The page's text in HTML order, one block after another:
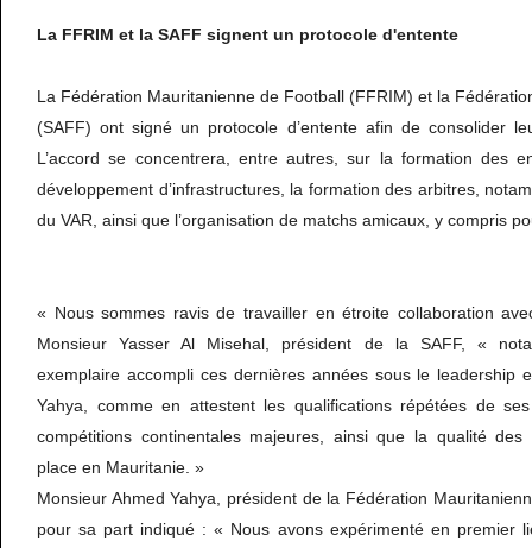
La FFRIM et la SAFF signent un protocole d'entente
La Fédération Mauritanienne de Football (FFRIM) et la
(SAFF) ont signé un protocole d’entente afin de consolider
L’accord se concentrera, entre autres, sur la formation des
développement d’infrastructures, la formation des arbitres,
du VAR, ainsi que l’organisation de matchs amicaux, y compris
« Nous sommes ravis de travailler en étroite collaboration
Monsieur Yasser Al Misehal, président de la SAFF, «
exemplaire accompli ces dernières années sous le leadership
Yahya, comme en attestent les qualifications répétées de
compétitions continentales majeures, ainsi que la qualité des
place en Mauritanie. »
Monsieur Ahmed Yahya, président de la Fédération
pour sa part indiqué : « Nous avons expérimenté en premier